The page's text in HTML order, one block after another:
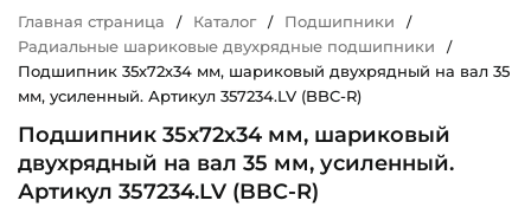
Главная страница / Каталог / Подшипники /
Радиальные шариковые двухрядные подшипники /
Подшипник 35х72х34 мм, шариковый двухрядный на вал 35
мм, усиленный. Артикул 357234.LV (BBC-R)
Подшипник 35х72х34 мм, шариковый
двухрядный на вал 35 мм, усиленный.
Артикул 357234.LV (BBC-R)